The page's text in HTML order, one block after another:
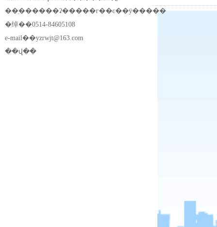
��ַ������ʡ�����г��ͼ��ÿ�����
�绰��0514-84605108
e-mail��yzrwjt@163.com
��վ��